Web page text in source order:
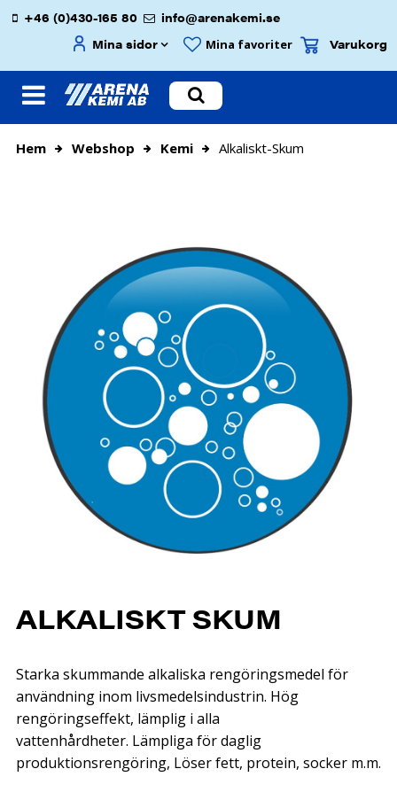
+46 (0)430-165 80
info@arenakemi.se
Mina sidor
Mina favoriter Varukorg
Hem Webshop Kemi Alkaliskt-Skum
ALKALISKT SKUM
Starka skummande alkaliska rengöringsmedel för
användning inom livsmedelsindustrin. Hög
rengöringseffekt, lämplig i alla
vattenhårdheter. Lämpliga för daglig
produktionsrengöring, Löser fett, protein, socker m.m.